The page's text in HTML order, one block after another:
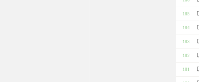
185
184
183
182
181